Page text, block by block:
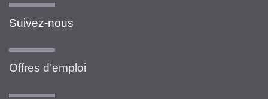
Suivez-nous
Offres d’emploi